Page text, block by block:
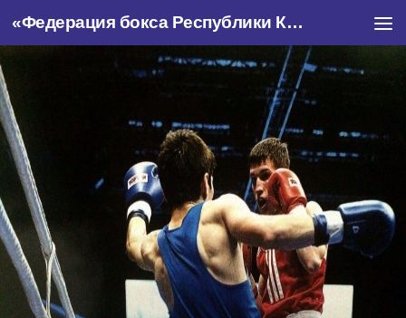
«Федерация бокса Республики Крым»